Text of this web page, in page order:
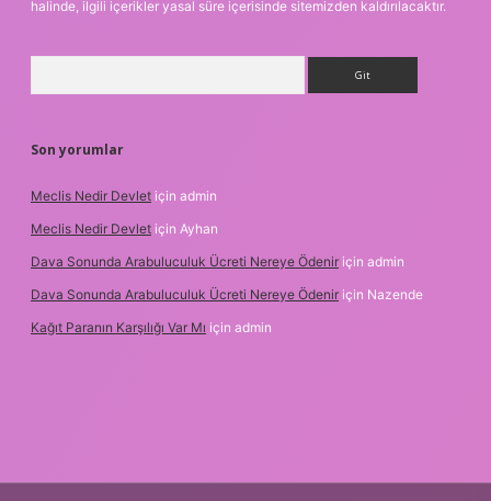
halinde, ilgili içerikler yasal süre içerisinde sitemizden kaldırılacaktır.
Son yorumlar
Meclis Nedir Devlet için admin
Meclis Nedir Devlet için Ayhan
Dava Sonunda Arabuluculuk Ücreti Nereye Ödenir için admin
Dava Sonunda Arabuluculuk Ücreti Nereye Ödenir için Nazende
Kağıt Paranın Karşılığı Var Mı için admin